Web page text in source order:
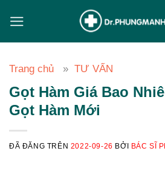
đến
nội
Trang chủ
TƯ VẤN
Gọt Hàm Giá Bao
Gọt Hàm Mới
ĐÃ ĐĂNG TRÊN 2022-09-26 BỞI BÁC SĨ